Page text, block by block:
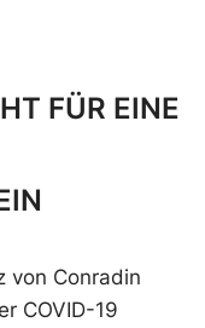
FÜR EINE
von Conradin
COVID-19